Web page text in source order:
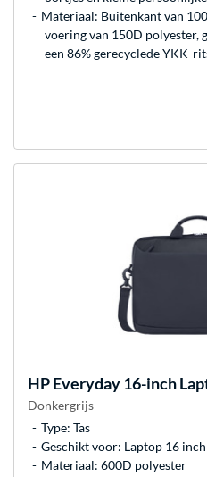
Materiaal: Buitenkant van
voering van 150D polyester,
een 86% gerecyclede YKK-
HPEveryday 16-inch
Donkergrijs
Type: Tas
Geschikt voor: Laptop 16
Materiaal: 600D polyester